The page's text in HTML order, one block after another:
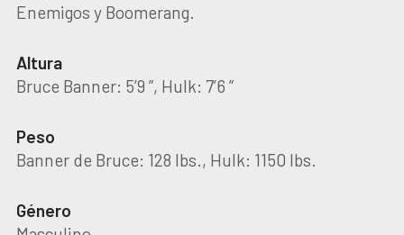
Enemigos y Boomerang.
Altura
Bruce Banner: 5’9 ”, Hulk: 7’6 ”
Peso
Banner de Bruce: 128 lbs., Hulk: 1150 lbs.
Género